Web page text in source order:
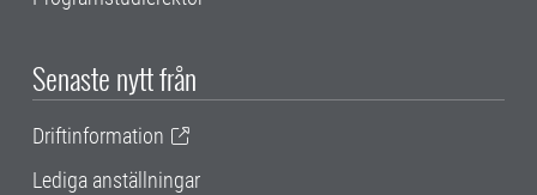
Senaste nytt från
Driftinformation
Lediga anställningar